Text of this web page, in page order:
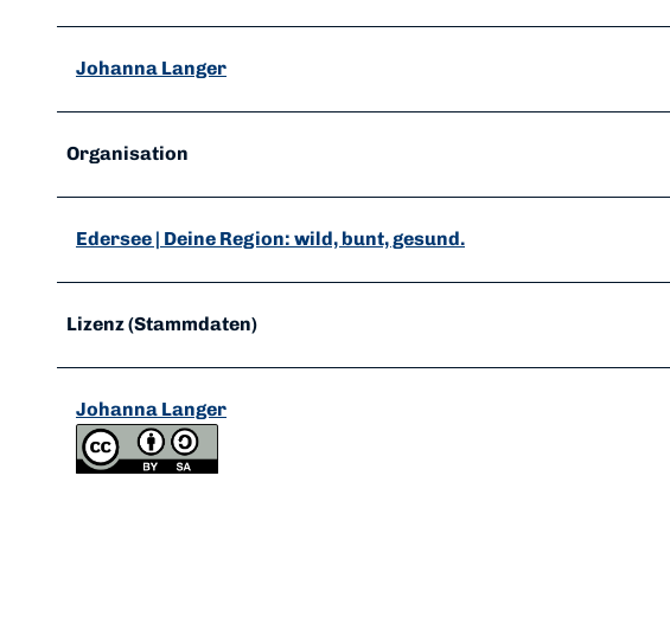
Johanna Langer
Organisation
Edersee | Deine Region: wild, bunt, gesund.
Lizenz (Stammdaten)
Johanna Langer